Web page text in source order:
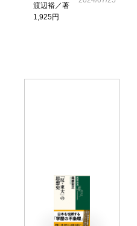
渡辺裕／著
1,925円